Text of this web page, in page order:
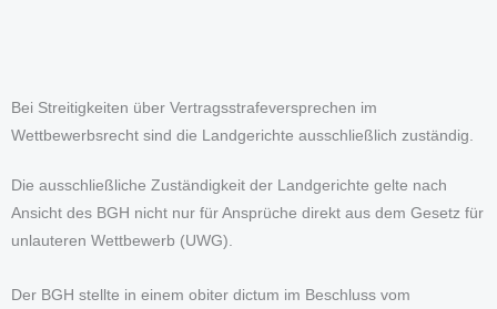
Bei Streitigkeiten über Vertragsstrafeversprechen im
Wettbewerbsrecht sind die Landgerichte ausschließlich zuständig.
Die ausschließliche Zuständigkeit der Landgerichte gelte nach
Ansicht des BGH nicht nur für Ansprüche direkt aus dem Gesetz für
unlauteren Wettbewerb (UWG).
Der BGH stellte in einem obiter dictum im Beschluss vom